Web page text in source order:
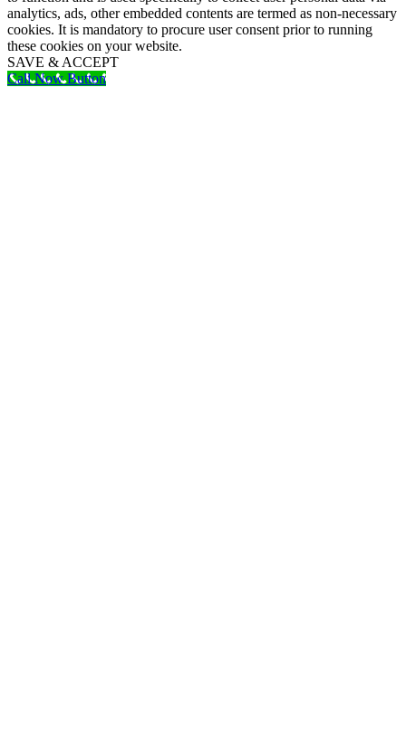
analytics, ads, other embedded contents are termed as non-necessary
cookies. It is mandatory to procure user consent prior to running
these cookies on your website.
SAVE & ACCEPT
Call Now Button